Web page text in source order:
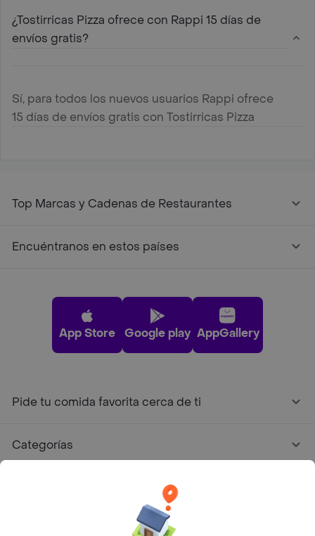
¿Tostirricas Pizza ofrece con Rappi 15 días de
envíos gratis?
Sí, para todos los nuevos usuarios Rappi ofrece
15 días de envíos gratis con Tostirricas Pizza
Top Marcas y Cadenas de Restaurantes
Encuéntranos en estos países
App Store Google play AppGallery
Pide tu comida favorita cerca de ti
Categorías